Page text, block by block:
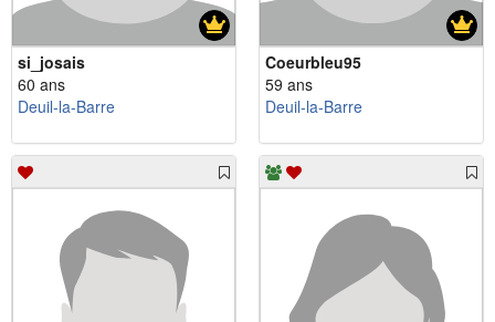
si_josais
60 ans
Deuil-la-Barre
Coeurbleu95
59 ans
Deuil-la-Barre